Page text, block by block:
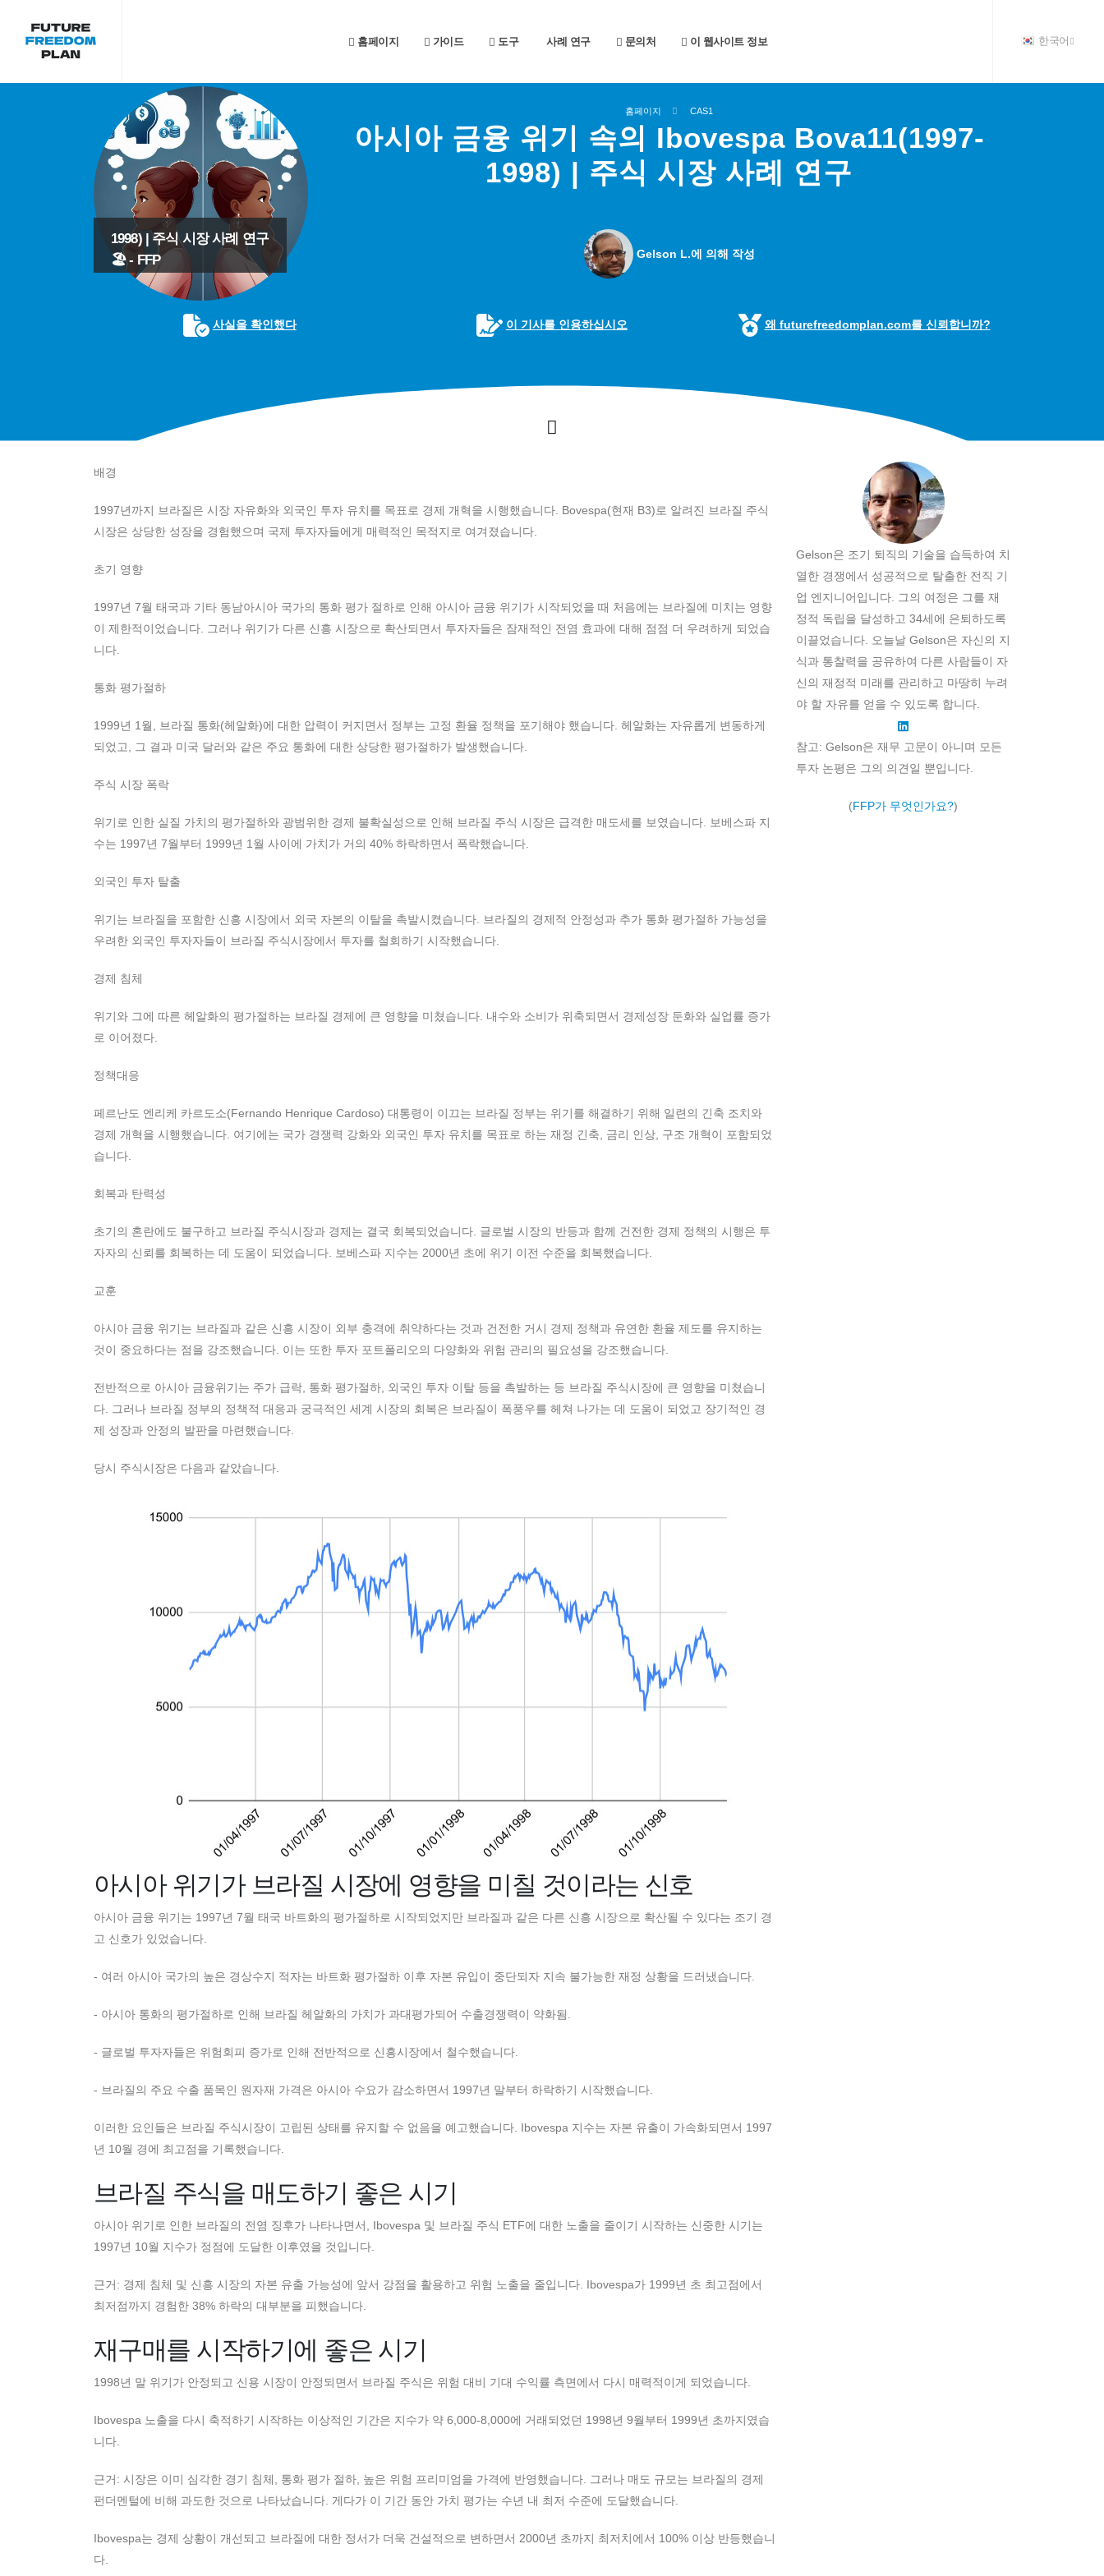
홈페이지 가이드 도구 사례 연구 문의처 이 웹사이트 정보 한국어
1998) | 주식 시장 사례 연구
🏖️ - FFP
홈페이지 CAS1
아시아 금융 위기 속의 Ibovespa Bova11(1997-
1998) | 주식 시장 사례 연구
Gelson L.에 의해 작성
사실을 확인했다 이 기사를 인용하십시오 왜 futurefreedomplan.com를 신뢰합니까?
배경
1997년까지 브라질은 시장 자유화와 외국인 투자 유치를 목표로 경제 개혁을 시행했습니다. Bovespa(현재 B3)로 알려진 브라질 주식
시장은 상당한 성장을 경험했으며 국제 투자자들에게 매력적인 목적지로 여겨졌습니다.
초기 영향
1997년 7월 태국과 기타 동남아시아 국가의 통화 평가 절하로 인해 아시아 금융 위기가 시작되었을 때 처음에는 브라질에 미치는 영향
이 제한적이었습니다. 그러나 위기가 다른 신흥 시장으로 확산되면서 투자자들은 잠재적인 전염 효과에 대해 점점 더 우려하게 되었습
니다.
통화 평가절하
1999년 1월, 브라질 통화(헤알화)에 대한 압력이 커지면서 정부는 고정 환율 정책을 포기해야 했습니다. 헤알화는 자유롭게 변동하게
되었고, 그 결과 미국 달러와 같은 주요 통화에 대한 상당한 평가절하가 발생했습니다.
주식 시장 폭락
위기로 인한 실질 가치의 평가절하와 광범위한 경제 불확실성으로 인해 브라질 주식 시장은 급격한 매도세를 보였습니다. 보베스파 지
수는 1997년 7월부터 1999년 1월 사이에 가치가 거의 40% 하락하면서 폭락했습니다.
외국인 투자 탈출
위기는 브라질을 포함한 신흥 시장에서 외국 자본의 이탈을 촉발시켰습니다. 브라질의 경제적 안정성과 추가 통화 평가절하 가능성을
우려한 외국인 투자자들이 브라질 주식시장에서 투자를 철회하기 시작했습니다.
경제 침체
위기와 그에 따른 헤알화의 평가절하는 브라질 경제에 큰 영향을 미쳤습니다. 내수와 소비가 위축되면서 경제성장 둔화와 실업률 증가
로 이어졌다.
정책대응
페르난도 엔리케 카르도소(Fernando Henrique Cardoso) 대통령이 이끄는 브라질 정부는 위기를 해결하기 위해 일련의 긴축 조치와
경제 개혁을 시행했습니다. 여기에는 국가 경쟁력 강화와 외국인 투자 유치를 목표로 하는 재정 긴축, 금리 인상, 구조 개혁이 포함되었
습니다.
회복과 탄력성
초기의 혼란에도 불구하고 브라질 주식시장과 경제는 결국 회복되었습니다. 글로벌 시장의 반등과 함께 건전한 경제 정책의 시행은 투
자자의 신뢰를 회복하는 데 도움이 되었습니다. 보베스파 지수는 2000년 초에 위기 이전 수준을 회복했습니다.
교훈
아시아 금융 위기는 브라질과 같은 신흥 시장이 외부 충격에 취약하다는 것과 건전한 거시 경제 정책과 유연한 환율 제도를 유지하는
것이 중요하다는 점을 강조했습니다. 이는 또한 투자 포트폴리오의 다양화와 위험 관리의 필요성을 강조했습니다.
전반적으로 아시아 금융위기는 주가 급락, 통화 평가절하, 외국인 투자 이탈 등을 촉발하는 등 브라질 주식시장에 큰 영향을 미쳤습니
다. 그러나 브라질 정부의 정책적 대응과 궁극적인 세계 시장의 회복은 브라질이 폭풍우를 헤쳐 나가는 데 도움이 되었고 장기적인 경
제 성장과 안정의 발판을 마련했습니다.
당시 주식시장은 다음과 같았습니다.
아시아 위기가 브라질 시장에 영향을 미칠 것이라는 신호
아시아 금융 위기는 1997년 7월 태국 바트화의 평가절하로 시작되었지만 브라질과 같은 다른 신흥 시장으로 확산될 수 있다는 조기 경
고 신호가 있었습니다.
- 여러 아시아 국가의 높은 경상수지 적자는 바트화 평가절하 이후 자본 유입이 중단되자 지속 불가능한 재정 상황을 드러냈습니다.
- 아시아 통화의 평가절하로 인해 브라질 헤알화의 가치가 과대평가되어 수출경쟁력이 약화됨.
- 글로벌 투자자들은 위험회피 증가로 인해 전반적으로 신흥시장에서 철수했습니다.
- 브라질의 주요 수출 품목인 원자재 가격은 아시아 수요가 감소하면서 1997년 말부터 하락하기 시작했습니다.
이러한 요인들은 브라질 주식시장이 고립된 상태를 유지할 수 없음을 예고했습니다. Ibovespa 지수는 자본 유출이 가속화되면서 1997
년 10월 경에 최고점을 기록했습니다.
브라질 주식을 매도하기 좋은 시기
아시아 위기로 인한 브라질의 전염 징후가 나타나면서, Ibovespa 및 브라질 주식 ETF에 대한 노출을 줄이기 시작하는 신중한 시기는
1997년 10월 지수가 정점에 도달한 이후였을 것입니다.
근거: 경제 침체 및 신흥 시장의 자본 유출 가능성에 앞서 강점을 활용하고 위험 노출을 줄입니다. Ibovespa가 1999년 초 최고점에서
최저점까지 경험한 38% 하락의 대부분을 피했습니다.
재구매를 시작하기에 좋은 시기
1998년 말 위기가 안정되고 신용 시장이 안정되면서 브라질 주식은 위험 대비 기대 수익률 측면에서 다시 매력적이게 되었습니다.
Ibovespa 노출을 다시 축적하기 시작하는 이상적인 기간은 지수가 약 6,000-8,000에 거래되었던 1998년 9월부터 1999년 초까지였습
니다.
근거: 시장은 이미 심각한 경기 침체, 통화 평가 절하, 높은 위험 프리미엄을 가격에 반영했습니다. 그러나 매도 규모는 브라질의 경제
펀더멘털에 비해 과도한 것으로 나타났습니다. 게다가 이 기간 동안 가치 평가는 수년 내 최저 수준에 도달했습니다.
Ibovespa는 경제 상황이 개선되고 브라질에 대한 정서가 더욱 건설적으로 변하면서 2000년 초까지 최저치에서 100% 이상 반등했습니
다.
Gelson은 조기 퇴직의 기술을 습득하여 치
열한 경쟁에서 성공적으로 탈출한 전직 기
업 엔지니어입니다. 그의 여정은 그를 재
정적 독립을 달성하고 34세에 은퇴하도록
이끌었습니다. 오늘날 Gelson은 자신의 지
식과 통찰력을 공유하여 다른 사람들이 자
신의 재정적 미래를 관리하고 마땅히 누려
야 할 자유를 얻을 수 있도록 합니다.
참고: Gelson은 재무 고문이 아니며 모든
투자 논평은 그의 의견일 뿐입니다.
(FFP가 무엇인가요?)